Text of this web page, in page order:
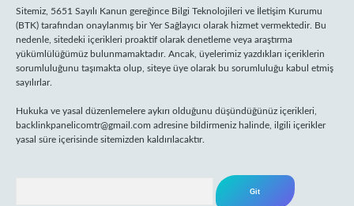
Sitemiz, 5651 Sayılı Kanun gereğince Bilgi Teknolojileri ve İletişim Kurumu
(BTK) tarafından onaylanmış bir Yer Sağlayıcı olarak hizmet vermektedir. Bu
nedenle, sitedeki içerikleri proaktif olarak denetleme veya araştırma
yükümlülüğümüz bulunmamaktadır. Ancak, üyelerimiz yazdıkları içeriklerin
sorumluluğunu taşımakta olup, siteye üye olarak bu sorumluluğu kabul etmiş
sayılırlar.
Hukuka ve yasal düzenlemelere aykırı olduğunu düşündüğünüz içerikleri,
backlinkpanelicomtr@gmail.com adresine bildirmeniz halinde, ilgili içerikler
yasal süre içerisinde sitemizden kaldırılacaktır.